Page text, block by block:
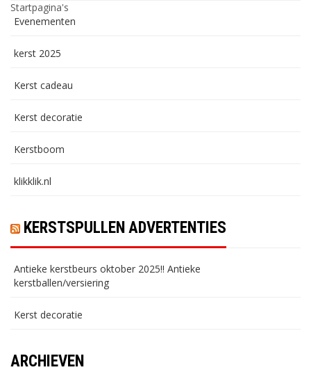
Startpagina's
Evenementen
kerst 2025
Kerst cadeau
Kerst decoratie
Kerstboom
klikklik.nl
KERSTSPULLEN ADVERTENTIES
Antieke kerstbeurs oktober 2025!! Antieke
kerstballen/versiering
Kerst decoratie
ARCHIEVEN